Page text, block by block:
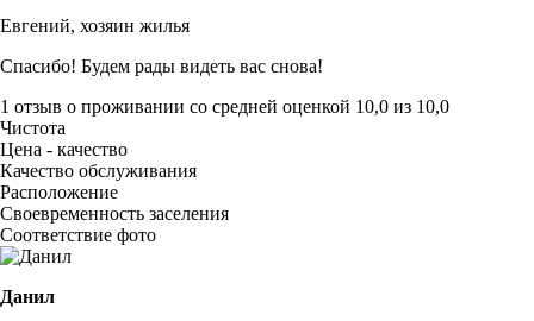
Евгений, хозяин жилья
Спасибо! Будем рады видеть вас снова!
1 отзыв о проживании со средней оценкой 10,0 из 10,0
Чистота
Цена - качество
Качество обслуживания
Расположение
Своевременность заселения
Соответствие фото
Данил